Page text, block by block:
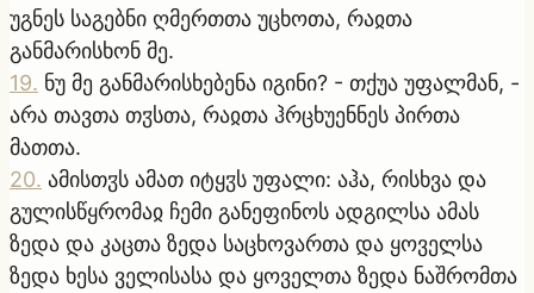
უგნეს საგებნი ღმერთთა უცხოთა, რაჲთა
განმარისხონ მე.
19. ნუ მე განმარისხებენა იგინი? - თქუა უფალმან, -
არა თავთა თჳსთა, რაჲთა ჰრცხუენნეს პირთა
მათთა.
20. ამისთჳს ამათ იტყჳს უფალი: აჰა, რისხვა და
გულისწყრომაჲ ჩემი განეფინოს ადგილსა ამას
ზედა და კაცთა ზედა საცხოვართა და ყოველსა
ზედა ხესა ველისასა და ყოველთა ზედა ნაშრომთა